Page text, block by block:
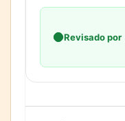
Revisado por